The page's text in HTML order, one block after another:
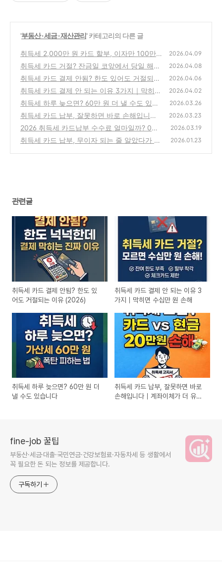
'부동산 · 세금 · 재산관리' 카테고리의 다른 글
취득세 2,000만 원 카드 할부, 이자만 100만
원까지 나올 수 있습니다 (2026)
(0)
2026.04.09
취득세 카드 거절? 잔금일 코앞에서 당일 해결
한 방법 (2026)
(0)
2026.04.08
취득세 카드 결제 안됨? 한도 있어도 거절되는
이유 (2026)
(0)
2026.04.06
취득세 카드 결제 안 되는 이유 3가지｜막히면
수십만 원 손해
(0)
2026.04.02
취득세 하루 늦으면? 60만 원 더 낼 수도 있습
니다
(0)
2026.03.26
취득세 카드 납부, 잘못하면 바로 손해입니다
｜계좌이체가 더 유리한 이유 (2026)
(0)
2026.03.23
2026 취득세 카드납부 수수료 얼마일까? 0원
인 줄 알았다가 20만 원 더 낸 이유
(0)
2026.03.19
취득세 카드 납부, 무이자 되는 줄 알았다가 손
2026.01.23
관련글
취득세 카드 결제 안됨? 한도 있
어도 거절되는 이유 (2026)
취득세 카드 결제 안 되는 이유 3
가지｜막히면 수십만 원 손해
취득세 하루 늦으면? 60만 원 더
낼 수도 있습니다
취득세 카드 납부, 잘못하면 바로
손해입니다｜계좌이체가 더 유리
fine-job 꿀팁
부동산·세금·대출·국민연금·건강보험료·자동차세 등 생활에서
꼭 필요한 돈 되는 정보를 제공합니다.
구독하기